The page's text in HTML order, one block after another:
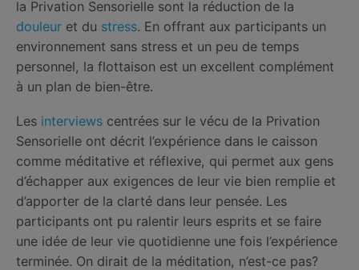
la Privation Sensorielle sont la réduction de la
douleur et du stress. En offrant aux participants un
environnement sans stress et un peu de temps
personnel, la flottaison est un excellent complément
à un plan de bien-être.
Les interviews centrées sur le vécu de la Privation
Sensorielle ont décrit l’expérience dans le caisson
comme méditative et réflexive, qui permet aux gens
d’échapper aux exigences de leur vie bien remplie et
d’apporter de la clarté dans leur pensée. Les
participants ont pu ralentir leurs esprits et se faire
une idée de leur vie quotidienne une fois l’expérience
terminée. On dirait de la méditation, n’est-ce pas?